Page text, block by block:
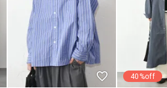
すべて見る
ット・オーバーオール
ト・アウター
1%（イチ パーセント）
1 metre carre（アンメートルキャレ ）
120%lino（ワンハンドレッドトゥエンティ
ーパーセントリノ）
40%off